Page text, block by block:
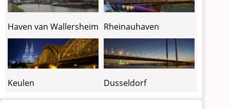
Haven van Wallersheim Rheinauhaven
Keulen Dusseldorf